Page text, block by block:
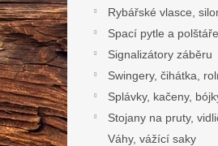
Rybářské vlasce,
Spací pytle a polštáře
Signalizátory záběru
Swingery, čihátka,
Splávky, kačeny,
Stojany na pruty,
Váhy, vážící saky